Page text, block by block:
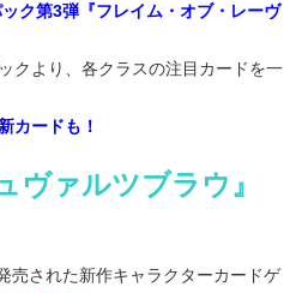
ク第3弾『フレイム・オブ・レーヴ
クより、各クラスの注目カードを一
カードも！
ヴァルツブラウ』
売された新作キャラクターカードゲ